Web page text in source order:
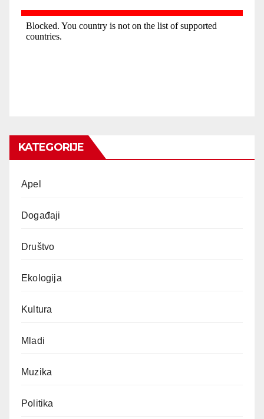
KATEGORIJE
Apel
Događaji
Društvo
Ekologija
Kultura
Mladi
Muzika
Politika